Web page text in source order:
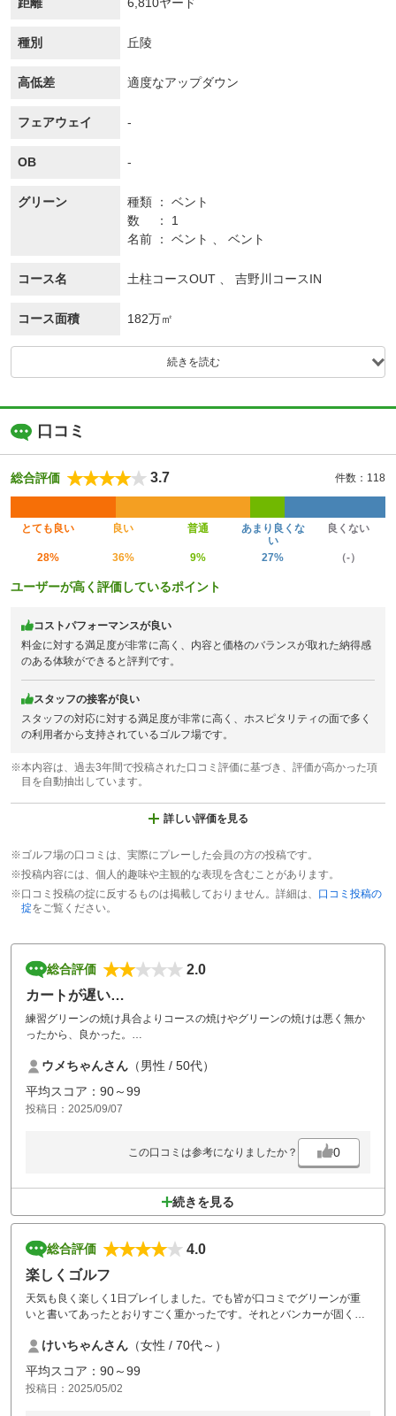
距離 6,810ヤード
種別 丘陵
高低差 適度なアップダウン
フェアウェイ -
OB -
グリーン 種類
ベント
数
1
名前
ベント 、 ベント
コース名 土柱コースOUT 、 吉野川コースIN
コース面積 182万㎡
続きを読む
口コミ
総合評価 3.7 件数：118
とても良い 良い 普通
あまり良くな
い
良くない
28% 36% 9% 27% （-）
ユーザーが高く評価しているポイント
コストパフォーマンスが良い
料金に対する満足度が非常に高く、内容と価格のバランスが取れた納得感
のある体験ができると評判です。
スタッフの接客が良い
スタッフの対応に対する満足度が非常に高く、ホスピタリティの面で多く
の利用者から支持されているゴルフ場です。
※本内容は、過去3年間で投稿された口コミ評価に基づき、評価が高かった項
目を自動抽出しています。
詳しい評価を見る
※ゴルフ場の口コミは、実際にプレーした会員の方の投稿です。
※投稿内容には、個人的趣味や主観的な表現を含むことがあります。
※口コミ投稿の掟に反するものは掲載しておりません。詳細は、 口コミ投稿の
掟をご覧ください。
総合評価
2.0
カートが遅い…
練習グリーンの焼け具合よりコースの焼けやグリーンの焼けは悪く無か
ったから、良かった。
てるなら、改善してもらいたい。
ウメちゃんさん （男性 / 50代）
平均スコア：90～99
投稿日：2025/09/07
この口コミは参考になりましたか？ 0
続きを見る
総合評価
4.0
楽しくゴルフ
天気も良く楽しく1日プレイしました。でも皆が口コミでグリーンが重
いと書いてあったとおりすごく重かったです。それとバンカーが固くカ
けいちゃんさん （女性 / 70代～）
平均スコア：90～99
投稿日：2025/05/02